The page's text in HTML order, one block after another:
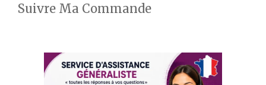
Suivre Ma Commande